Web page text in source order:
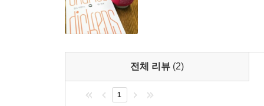
전체 리뷰 (2)
1